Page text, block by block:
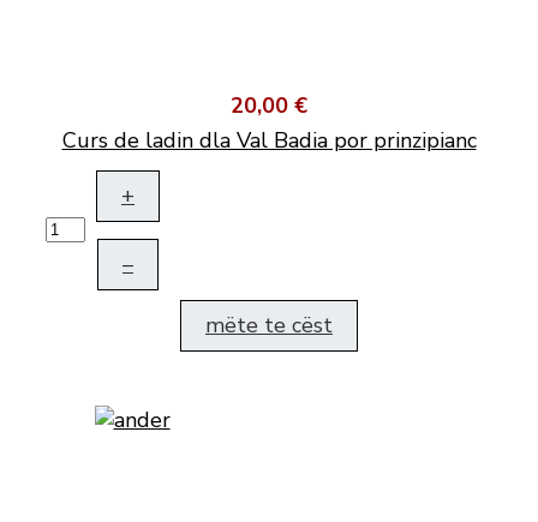
20,00 €
Curs de ladin dla Val Badia por prinzipianc
+
–
mëte te cëst